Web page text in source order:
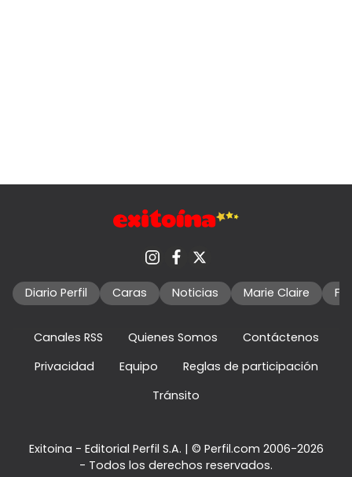
Diario Perfil Caras Noticias Marie Claire
Canales RSS Quienes Somos
Contáctenos
Privacidad
Equipo
Reglas de participación
Tránsito
Exitoina - Editorial Perfil S.A. | © Perfil.com 2006-2026
- Todos los derechos reservados.